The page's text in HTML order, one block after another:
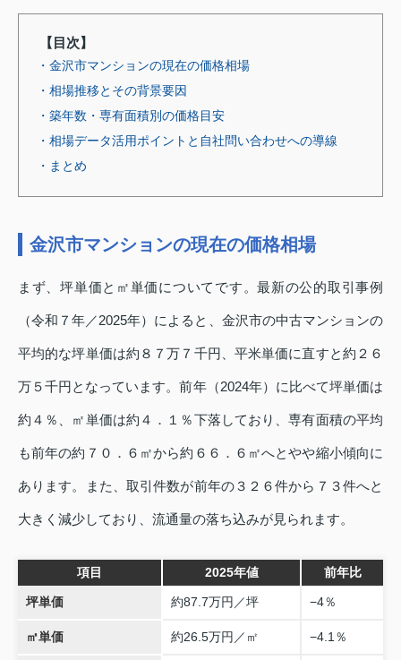
【目次】
・金沢市マンションの現在の価格相場
・相場推移とその背景要因
・築年数・専有面積別の価格目安
・相場データ活用ポイントと自社問い合わせへの導線
・まとめ
金沢市マンションの現在の価格相場
まず、坪単価と㎡単価についてです。最新の公的取引事例
（令和７年／2025年）によると、金沢市の中古マンションの
平均的な坪単価は約８７万７千円、平米単価に直すと約２６
万５千円となっています。前年（2024年）に比べて坪単価は
約４％、㎡単価は約４．１％下落しており、専有面積の平均
も前年の約７０．６㎡から約６６．６㎡へとやや縮小傾向に
あります。また、取引件数が前年の３２６件から７３件へと
大きく減少しており、流通量の落ち込みが見られます。
項目 2025年値 前年比
坪単価 約87.7万円／坪 −4％
㎡単価 約26.5万円／㎡ −4.1％